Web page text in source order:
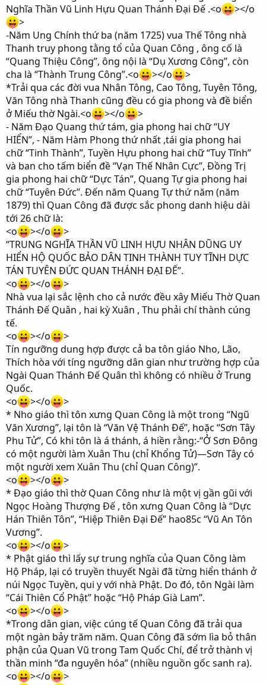
Nghĩa Thần Vũ Linh Hựu Quan Thánh Đại Đế .<o
></o
>
-Năm Ung Chính thứ ba (năm 1725) vua Thế Tông nhà
Thanh truy phong tằng tổ của Quan Công , ông cố là
“Quang Thiệu Công”, ông nội là “Dụ Xương Công”, còn
cha là “Thành Trung Công”.<o
></o
>
*Trải qua các đời vua Nhân Tông, Cao Tông, Tuyên Tông,
Văn Tông nhà Thanh cũng đều có gia phong và đề biển
ở Miếu thờ Ngài.<o
></o
>
- Năm Đạo Quang thứ tám, gia phong hai chữ “UY
HIỂN”, - Năm Hàm Phong thứ nhất ,tái gia phong hai
chữ “Tinh Thành”, Tuyền Hựu phong hai chữ “Tuy Tĩnh”
và ban cho tấm biển đề “Vạn Thế Nhân Cực”, Đồng Trị
gia phong hai chữ “Dực Tán”, Quang Tự gia phong hai
chữ “Tuyên Đức”. Đến năm Quang Tự thứ năm (năm
1879) thì Quan Công đã được sắc phong danh hiệu dài
tới 26 chữ là:
<o
></o
>
“TRUNG NGHĨA THẦN VŨ LINH HỰU NHÂN DŨNG UY
HIỂN HỘ QUỐC BẢO DÂN TINH THÀNH TUY TĨNH DỰC
TÁN TUYÊN ĐỨC QUAN THÁNH ĐẠI ĐẾ”.
<o
></o
>
Nhà vua lại sắc lệnh cho cả nước đều xây Miếu Thờ Quan
Thánh Đế Quân , hai kỳ Xuân , Thu phải chí thành cúng
tế.
<o
></o
>
Tín ngưỡng dung hợp được cả ba tôn giáo Nho, Lão,
Thích hòa với tíng ngưỡng dân gian như trường hợp của
Ngài Quan Thánh Đế Quân thì không có nhiều ở Trung
Quốc.
<o
></o
>
* Nho giáo thì tôn xưng Quan Công là một trong “Ngũ
Văn Xương”, lại tôn là “Văn Vệ Thánh Đế”, hoặc “Sơn Tây
Phu Tử”, Có khi tôn là á thánh, á hiền rằng:-“Ở Sơn Đông
có một người làm Xuân Thu (chỉ Khổng Tử)—Sơn Tây có
một người xem Xuân Thu (chỉ Quan Công)”.
<o
></o
>
* Đạo giáo thì thờ Quan Công như là một vị gần gũi với
Ngọc Hoàng Thượng Đế , tôn xưng Quan Công là “Dực
Hán Thiên Tôn”, “Hiệp Thiên Đại Đế” hao85c “Vũ An Tôn
Vương”.
<o
></o
>
* Phật giáo thì lấy sự trung nghĩa của Quan Công làm
Hộ Pháp, lại có truyền thuyết Ngài đã từng hiển thánh ở
núi Ngọc Tuyền, qui y với nhà Phật. Do đó, tôn Ngài làm
“Cái Thiên Cổ Phật” hoặc “Hộ Pháp Già Lam”.
<o
></o
>
*Trong dân gian, việc cúng tế Quan Công đã trải qua
một ngàn bảy trăm năm. Quan Công đã sớm lìa bỏ thân
phận của Quan Vũ trong Tam Quốc Chí, để trở thành vị
thần minh “đa nguyên hóa” (nhiều nguồn gốc sanh ra).
<o
></o
>